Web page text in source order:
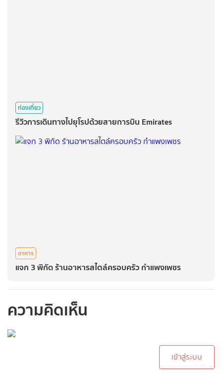
ท่องเที่ยว
รีวิวการเดินทางไปยุโรปด้วยสายการบิน Emirates
อาหาร
แจก 3 พิกัด ร้านอาหารสไตล์ครอบครัว กำแพงเพชร
ความคิดเห็น
เข้าสู่ระบบ